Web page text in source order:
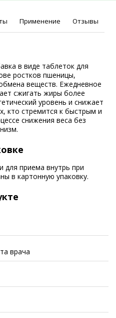
Применение Отзывы
в виде таблеток для
ростков пшеницы,
веществ. Ежедневное
сжигать жиры более
уровень и снижает
кто стремится к быстрым и
снижения веса без
для приема внутрь при
в картонную упаковку.
врача